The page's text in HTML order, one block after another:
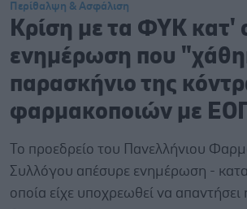
Περίθαλψη & Ασφάλιση
Κρίση με τα ΦΥΚ κατ'
ενημέρωση που
παρασκήνιο της
φαρμακοποιών με
Το προεδρείο του Πανελλήνιου
Συλλόγου απέσυρε ενημέρωση -
οποία είχε υποχρεωθεί να απαντήσει